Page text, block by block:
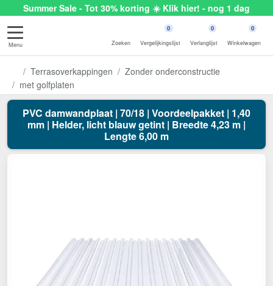
Summer Sale - Tot 30% korting ☀️ Klik hier! - nog 1 dag
Menu Zoeken
0
Vergelijkingslijst
0
Verlanglijst
0
Winkelwagen
Terrasoverkappingen
Zonder onderconstructie
met golfplaten
PVC damwandplaat | 70/18 | Voordeelpakket | 1,40
mm | Helder, licht blauw getint | Breedte 4,23 m |
Lengte 6,00 m